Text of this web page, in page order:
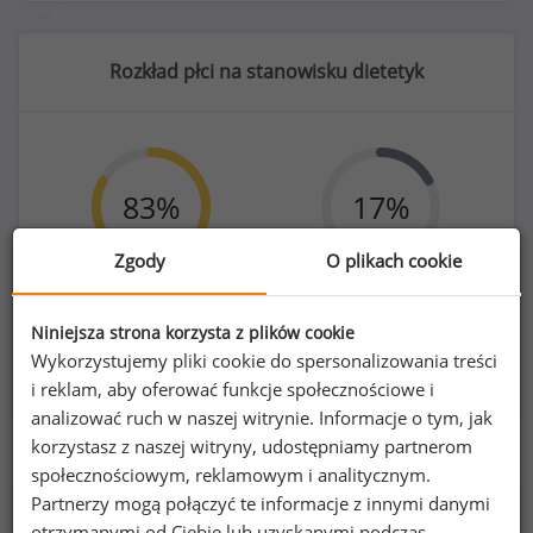
Rozkład płci na stanowisku dietetyk
83%
Kobiety
67
17%
14
Poszukujesz szczegółowych danych o
Zgody O plikach cookie
Niniejsza strona korzysta z plików cookie
Wykorzystujemy pliki cookie do spersonalizowania treści
i reklam, aby oferować funkcje społecznościowe i
analizować ruch w naszej witrynie. Informacje o tym, jak
korzystasz z naszej witryny, udostępniamy partnerom
społecznościowym, reklamowym i analitycznym.
Partnerzy mogą połączyć te informacje z innymi danymi